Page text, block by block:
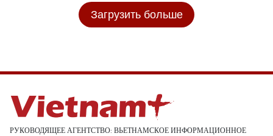
Загрузить больше
РУКОВОДЯЩЕЕ АГЕНТСТВО: ВЬЕТНАМСКОЕ ИНФОРМАЦИОННОЕ